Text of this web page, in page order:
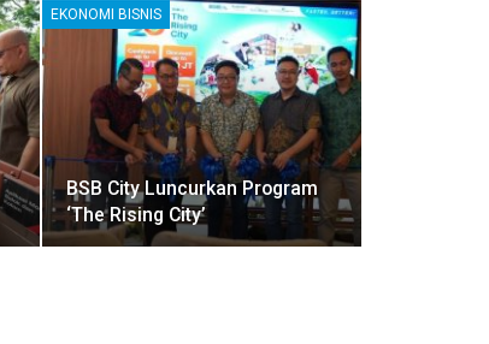
EKONOMI BISNIS
BSB City Luncurkan Program
‘The Rising City’